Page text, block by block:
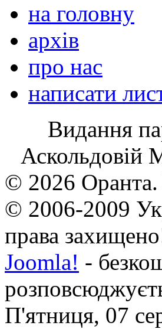
на головну
архів
про нас
написати
Видання
Аскольдовій
© 2026 Оранта.
© 2006-2009
права
Joomla! -
П'ятниця, 07